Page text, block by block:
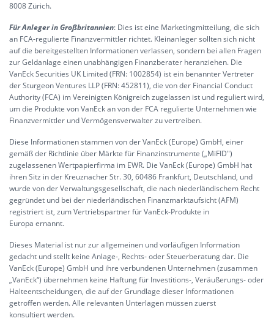
8008 Zürich.
Für Anleger in Großbritannien: Dies ist eine Marketingmitteilung, die sich
an FCA-regulierte Finanzvermittler richtet. Kleinanleger sollten sich nicht
auf die bereitgestellten Informationen verlassen, sondern bei allen Fragen
zur Geldanlage einen unabhängigen Finanzberater heranziehen. Die
VanEck Securities UK Limited (FRN: 1002854) ist ein benannter Vertreter
der Sturgeon Ventures LLP (FRN: 452811), die von der Financial Conduct
Authority (FCA) im Vereinigten Königreich zugelassen ist und reguliert wird,
um die Produkte von VanEck an von der FCA regulierte Unternehmen wie
Finanzvermittler und Vermögensverwalter zu vertreiben.
Diese Informationen stammen von der VanEck (Europe) GmbH, einer
gemäß der Richtlinie über Märkte für Finanzinstrumente („MiFID")
zugelassenen Wertpapierfirma im EWR. Die VanEck (Europe) GmbH hat
ihren Sitz in der Kreuznacher Str. 30, 60486 Frankfurt, Deutschland, und
wurde von der Verwaltungsgesellschaft, die nach niederländischem Recht
gegründet und bei der niederländischen Finanzmarktaufsicht (AFM)
registriert ist, zum Vertriebspartner für VanEck-Produkte in
Europa ernannt.
Dieses Material ist nur zur allgemeinen und vorläufigen Information
gedacht und stellt keine Anlage-, Rechts- oder Steuerberatung dar. Die
VanEck (Europe) GmbH und ihre verbundenen Unternehmen (zusammen
„VanEck“) übernehmen keine Haftung für Investitions-, Veräußerungs- oder
Halteentscheidungen, die auf der Grundlage dieser Informationen
getroffen werden. Alle relevanten Unterlagen müssen zuerst
konsultiert werden.